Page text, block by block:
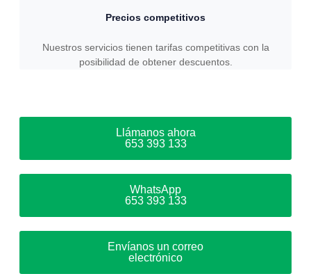
Precios competitivos
Nuestros servicios tienen tarifas competitivas con la
posibilidad de obtener descuentos.
Llámanos ahora
653 393 133
WhatsApp
653 393 133
Envíanos un correo
electrónico